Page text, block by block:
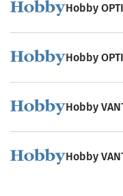
Hobby
Hobby
Hobby
Hobby